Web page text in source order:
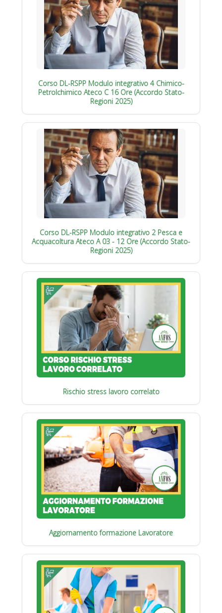
Corso DL-RSPP Modulo integrativo 4 Chimico-
Petrolchimico Ateco C 16 Ore (Accordo Stato-
Regioni 2025)
Corso DL-RSPP Modulo integrativo 2 Pesca e
Acquacoltura Ateco A 03 - 12 Ore (Accordo Stato-
Regioni 2025)
Rischio stress lavoro correlato
Aggiornamento formazione Lavoratore